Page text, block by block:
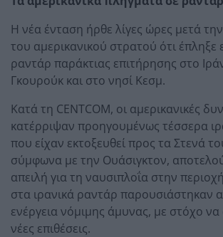
Η νέα ένταση ήρθε λίγες ώρες μετά
του αμερικανικού στρατού ότι έπληξε
ραντάρ παράκτιας επιτήρησης στο
Γκουρούκ και στο νησί Κεσμ.
Κατά τη CENTCOM, οι αμερικανικές
κατέρριψαν προηγουμένως τέσσερα
που είχαν εκτοξευθεί προς τα Στενά
σύμφωνα με την Ουάσιγκτον,
απειλή για τη ναυσιπλοΐα στην
στα ιρανικά ραντάρ παρουσιάστηκαν
ενέργεια νόμιμης άμυνας, με στόχο
νέες επιθέσεις.